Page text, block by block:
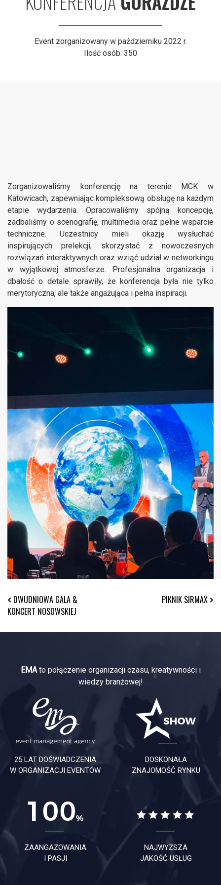
Event zorganizowany w październiku 2022 r.
Ilość osób: 350
Zorganizowaliśmy konferencję na terenie MCK w
Katowicach, zapewniając kompleksową obsługę na każdym
etapie wydarzenia. Opracowaliśmy spójną koncepcję,
zadbaliśmy o scenografię, multimedia oraz pełne wsparcie
techniczne. Uczestnicy mieli okazję wysłuchać
inspirujących prelekcji, skorzystać z nowoczesnych
rozwiązań interaktywnych oraz wziąć udział w networkingu
w wyjątkowej atmosferze. Profesjonalna organizacja i
dbałość o detale sprawiły, że konferencja była nie tylko
merytoryczna, ale także angażująca i pełna inspiracji.
DWUDNIOWA GALA &
KONCERT NOSOWSKIEJ
PIKNIK SIRMAX
EMAto połączenie organizacji czasu, kreatywności i
wiedzy branżowej!
25 LAT DOŚWIADCZENIA
W ORGANIZACJI EVENTÓW
DOSKONAŁA
ZNAJOMOŚĆ RYNKU
ZAANGAŻOWANIA
I PASJI
NAJWYŻSZA
JAKOŚĆ USŁUG